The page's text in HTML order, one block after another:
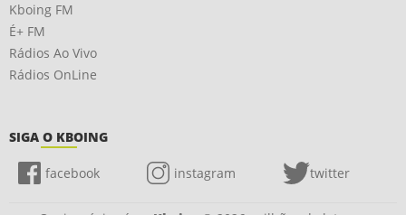
Kboing FM
É+ FM
Rádios Ao Vivo
Rádios OnLine
SIGA O KBOING
facebook instagram twitter